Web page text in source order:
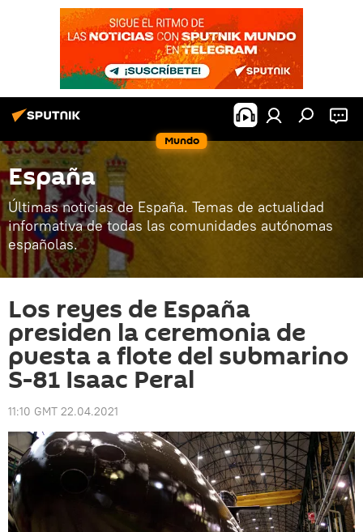
Mundo
España
Últimas noticias de España. Temas de actualidad
informativa de todas las comunidades autónomas
españolas.
Los reyes de España
presiden la ceremonia de
puesta a flote del submarino
S-81 Isaac Peral
11:10 GMT 22.04.2021